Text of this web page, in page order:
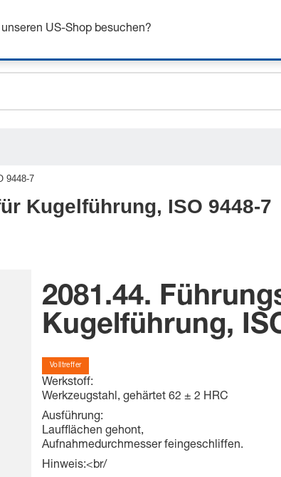
bis zu 7% Rabatt - hier klicken um mehr zu
9448-7
Kugelführung, ISO 9448-7
2081.44.
Kugelführung,
Volltreffer
Werkstoff:
Werkzeugstahl, gehärtet 62 ± 2 HRC
Ausführung:
Laufflächen gehont,
Aufnahmedurchmesser feingeschliffen.
Hinweis:<br/
US-Shop besuchen?